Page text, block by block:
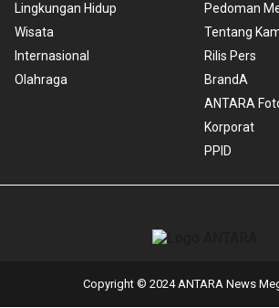
Lingkungan Hidup
Wisata
Internasional
Olahraga
Pedoman
Tentang
Rilis Pers
BrandA
ANTARA
Korporat
PPID
Copyright © 2024 ANTARA News